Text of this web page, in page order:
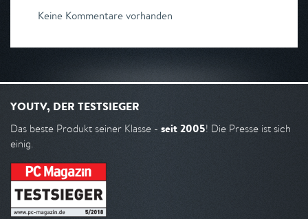
Keine Kommentare vorhanden
YOUTV, DER TESTSIEGER
Das beste Produkt seiner Klasse - seit 2005! Die Presse ist sich
einig.